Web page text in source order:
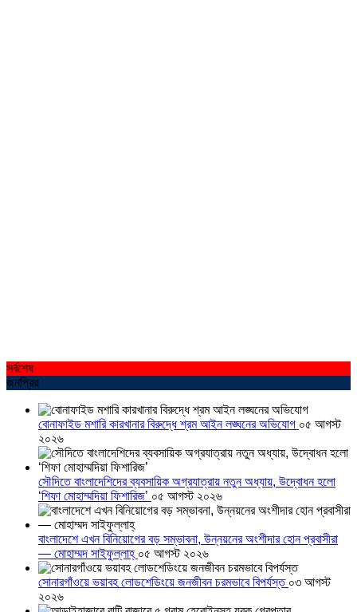
সর্বশেষ
জনপ্রিয়
বোনাফাইড মশারি কারখানার বিরুদ্ধে শ্রম আইন লঙ্ঘনের অভিযোগ ০৫ আগস্ট
২০২৬
সৌদিতে বাংলাদেশিদের ব্যবসায়িক অগ্রযাত্রায় নতুন অধ্যায়, উদ্বোধন হলো
‘শিফা মোহাম্মদিয়া ফিশারিজ’ ০৫ আগস্ট ২০২৬
বাংলাদেশে এখন বিনিয়োগের বড় সম্ভাবনা, উন্নয়নের অংশীদার হোন প্রবাসীরা
— মোহাম্মদ সাইফুল্লাহ্ ০৫ আগস্ট ২০২৬
সোনারগাঁওয়ে ভয়াবহ লোডশেডিংয়ে জনজীবন চরমভাবে বিপর্যস্ত ০৩ আগস্ট
২০২৬